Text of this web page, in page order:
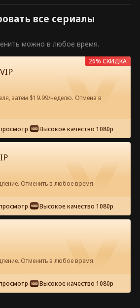
эпизоды.
чтобы смотреть.
сейчас
бесплатно в приложении
стареет как
Полный фильм
Все эпизоды
48
все сериалы
можно в любое время.
затем $19.99/неделю. Отмена в
Высокое качество 1080p
26% СКИДКА
Отменить в любое время.
Высокое качество 1080p
Отменить в любое время.
Высокое качество 1080p